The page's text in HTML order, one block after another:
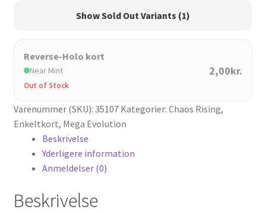
Show Sold Out Variants (1)
Reverse-Holo kort
Near Mint
Out of Stock
2,00kr.
Varenummer (SKU): 35107 Kategorier: Chaos Rising,
Enkeltkort, Mega Evolution
Beskrivelse
Yderligere information
Anmeldelser (0)
Beskrivelse